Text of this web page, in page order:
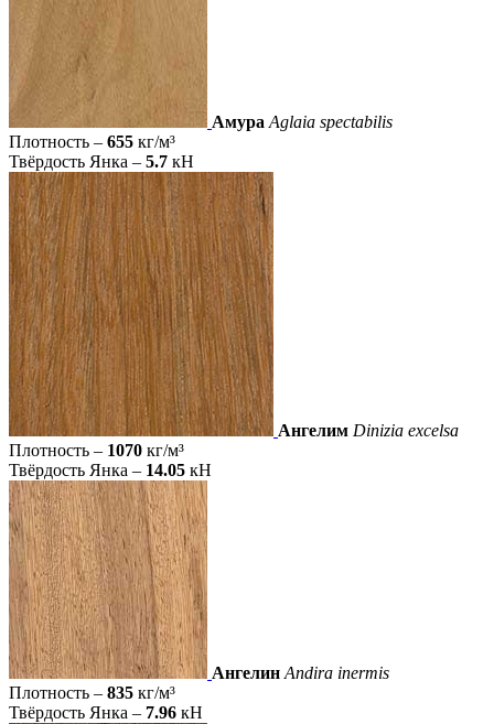
Амура Aglaia spectabilis
Плотность – 655 кг/м³
Твёрдость Янка – 5.7 кН
Ангелим Dinizia excelsa
Плотность – 1070 кг/м³
Твёрдость Янка – 14.05 кН
Ангелин Andira inermis
Плотность – 835 кг/м³
Твёрдость Янка – 7.96 кН